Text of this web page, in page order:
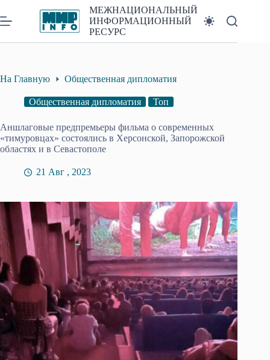
к
сути
МЕЖНАЦИОНАЛЬНЫЙ
ИНФОРМАЦИОННЫЙ
РЕСУРС
На Главную Общественная дипломатия
Общественная дипломатия Топ
Аншлаговые предпремьеры фильма о современных
«тимуровцах» состоялись в Херсонской, Запорожской
областях и в Севастополе
21 Авг , 2023